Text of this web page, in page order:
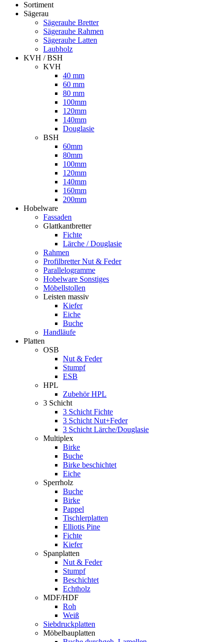
Sortiment
Sägerau
Sägerauhe Bretter
Sägerauhe Rahmen
Sägerauhe Latten
Laubholz
KVH / BSH
KVH
40 mm
60 mm
80 mm
100mm
120mm
140mm
Douglasie
BSH
60mm
80mm
100mm
120mm
140mm
160mm
200mm
Hobelware
Fassaden
Glattkantbretter
Fichte
Lärche / Douglasie
Rahmen
Profilbretter Nut & Feder
Parallelogramme
Hobelware Sonstiges
Möbellstollen
Leisten massiv
Kiefer
Eiche
Buche
Handläufe
Platten
OSB
Nut & Feder
Stumpf
ESB
HPL
Zubehör HPL
3 Schicht
3 Schicht Fichte
3 Schicht Nut+Feder
3 Schicht Lärche/Douglasie
Multiplex
Birke
Buche
Birke beschichtet
Eiche
Sperrholz
Buche
Birke
Pappel
Tischlerplatten
Elliotis Pine
Fichte
Kiefer
Spanplatten
Nut & Feder
Stumpf
Beschichtet
Echtholz
MDF/HDF
Roh
Weiß
Siebdruckplatten
Möbelbauplatten